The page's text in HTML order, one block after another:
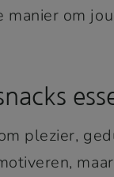
manier om
plezier,